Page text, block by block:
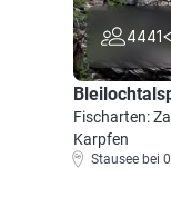
4441
Fischarten:
Karpfen
Stausee bei